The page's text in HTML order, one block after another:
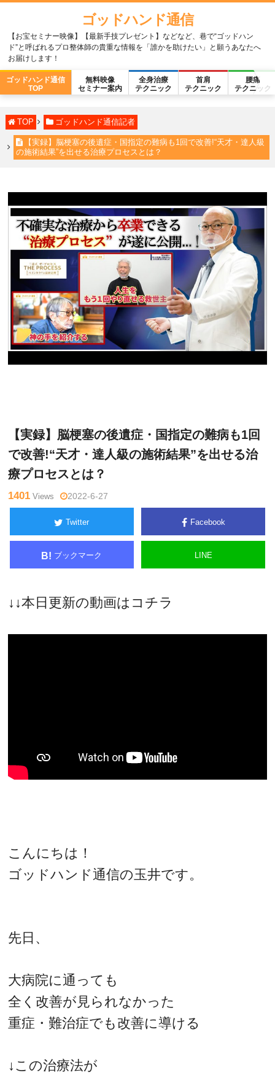
ゴッドハンド通信
【お宝セミナー映像】【最新手技プレゼント】などなど、巷で“ゴッドハン
ド”と呼ばれるプロ整体師の貴重な情報を「誰かを助けたい」と願うあなたへ
お届けします！
ゴッドハンド通信
TOP
無料映像
セミナー案内
全身治療
テクニック
首肩
テクニック
腰痛
テクニック
TOP ゴッドハンド通信記者
【実録】脳梗塞の後遺症・国指定の難病も1回で改善!“天才・達人級
の施術結果”を出せる治療プロセスとは？
【実録】脳梗塞の後遺症・国指定の難病も1回
で改善!“天才・達人級の施術結果”を出せる治
療プロセスとは？
1401 Views 2022-6-27
Twitter Facebook
B! ブックマーク LINE
↓↓本日更新の動画はコチラ
こんにちは！
ゴッドハンド通信の玉井です。
先日、
大病院に通っても
全く改善が見られなかった
重症・難治症でも改善に導ける
↓この治療法が